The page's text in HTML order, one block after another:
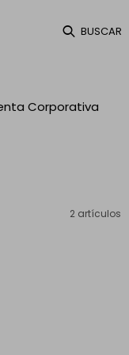
Corporativa
2 artículos